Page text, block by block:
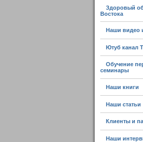
Здоровый
Востока
Наши видео
Ютуб канал
Обучение
семинары
Наши книги
Наши статьи
Клиенты и
Наши